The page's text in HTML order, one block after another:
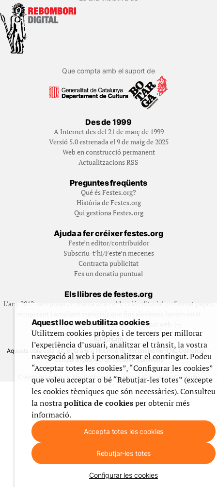
Que compta amb el suport de
Des de 1999
A Internet des del 21 de març de 1999
Versió 5.0 estrenada el 9 de maig de 2025
Web en construcció permanent
Actualitzacions RSS
Preguntes freqüents
Qué és Festes.org?
Història de Festes.org
Qui gestiona Festes.org
Ajuda a fer créixer festes.org
Feste’n editor/contribuidor
Subscriu-t’hi/Feste’n mecenes
Contracta publicitat
Fes un donatiu puntual
Els llibres de festes.org
L’any 2012 vam posar en marxa una col·lecció editorial en format paper,
exclusivament accessibles al nostre espai web. [+]
Aquesta obra està subjecta a una llicència de Reconeixement No Comercial -
CompartirIgual 4.0 de Creative Commons
© 1999-2026 festes.org
Crèdits del webAvís legalPolítica de privadesaÚs de galetesContacte
Aquest lloc web utilitza cookies
Utilitzem cookies pròpies i de tercers per millorar
l’experiència d’usuari, analitzar el trànsit, la vostra
navegació al web i personalitzar el contingut. Podeu
“Acceptar totes les cookies”, “Configurar les cookies”
que voleu acceptar o bé “Rebutjar-les totes” (excepte
les cookies tècniques que són necessàries). Consulteu
la nostrapolítica de cookiesper obtenir més
informació.
Accepta totes les cookies
Rebutjar-les totes
Configurar les cookies